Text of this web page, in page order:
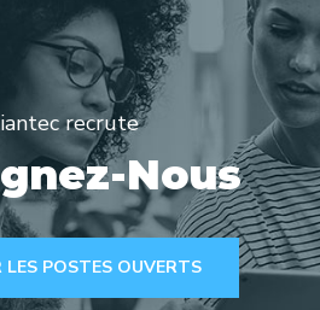
recrute
Nous
LES POSTES OUVERTS